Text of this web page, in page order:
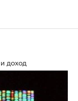
доход